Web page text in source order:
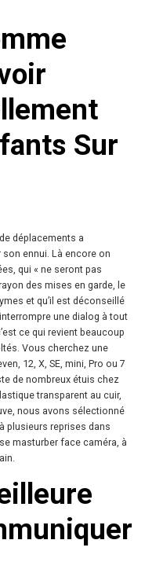
Sur
déplacements a
ennui. Là encore on
qui « ne seront pas
des mises en garde, le
et qu’il est déconseillé
une dialog à tout
ce qui revient beaucoup
Vous cherchez une
12, X, SE, mini, Pro ou 7
de nombreux étuis chez
transparent au cuir,
nous avons sélectionné
plusieurs reprises dans
masturber face caméra, à